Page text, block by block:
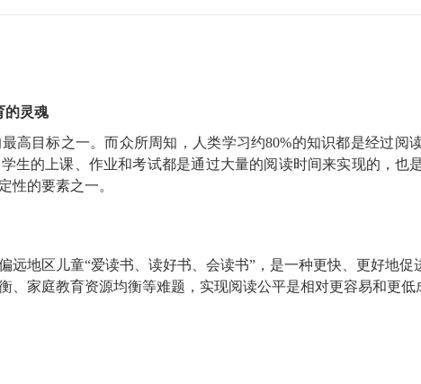
的灵魂
高目标之一。而众所周知，人类学习约80%的知识都是经过阅
生的上课、作业和考试都是通过大量的阅读时间来实现的，也
性的要素之一。
远地区儿童“爱读书、读好书、会读书”，是一种更快、更好地促
、家庭教育资源均衡等难题，实现阅读公平是相对更容易和更低